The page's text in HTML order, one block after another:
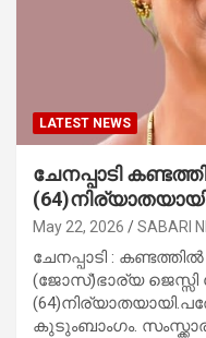
LATEST NEWS
ചേനപ്പാടി
(64)നിര്യാതയായി
May 22, 2026 SABARI
ചേനപ്പാടി :
(ജോസ്)ഭാര്യ
കുടുംബാംഗം.